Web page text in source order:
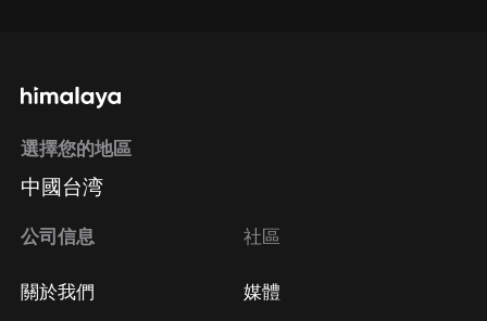
選擇您的地區
中國台湾
公司信息
關於我們
社區
媒體